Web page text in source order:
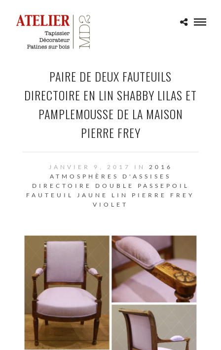
PAIRE DE DEUX FAUTEUILS
DIRECTOIRE EN LIN SHABBY LILAS ET
PAMPLEMOUSSE DE LA MAISON
PIERRE FREY
JANVIER 9, 2017 IN 2016
ATMOSPHÈRES D'ASSISES
DIRECTOIRE
DOUBLE PASSEPOIL
FAUTEUIL
JAUNE LIN
PIERRE FREY
VIOLET